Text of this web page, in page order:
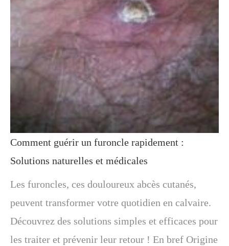
Comment guérir un furoncle rapidement :
Solutions naturelles et médicales
Les furoncles, ces douloureux abcès cutanés,
peuvent transformer votre quotidien en calvaire.
Découvrez des solutions simples et efficaces pour
les traiter et prévenir leur retour ! En bref Origine